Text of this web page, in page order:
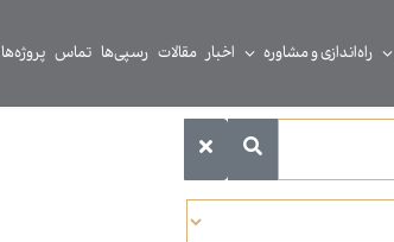
راه‌اندازی و مشاوره اخبار مقالات رسپی‌ها تماس پروژه‌ها